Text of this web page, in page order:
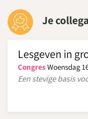
Je
Lesgeven in
Congres Woensdag
Een stevige basis